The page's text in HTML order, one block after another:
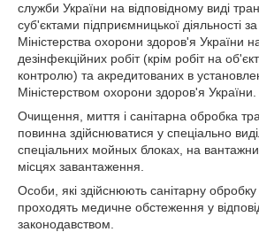
служби України на відповідному виді
суб'єктами підприємницької діяльності за
Міністерства охорони здоров'я України
дезінфекційних робіт (крім робіт на
контролю) та акредитованих в
Міністерством охорони здоров'я України.
Очищення, миття і санітарна обробка
повинна здійснюватися у спеціально
спеціальних мойных блоках, на
місцях завантаження.
Особи, які здійснюють санітарну обробку
проходять медичне обстеження у
законодавством.